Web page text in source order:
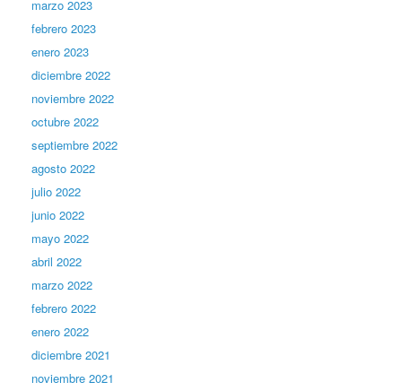
marzo 2023
febrero 2023
enero 2023
diciembre 2022
noviembre 2022
octubre 2022
septiembre 2022
agosto 2022
julio 2022
junio 2022
mayo 2022
abril 2022
marzo 2022
febrero 2022
enero 2022
diciembre 2021
noviembre 2021